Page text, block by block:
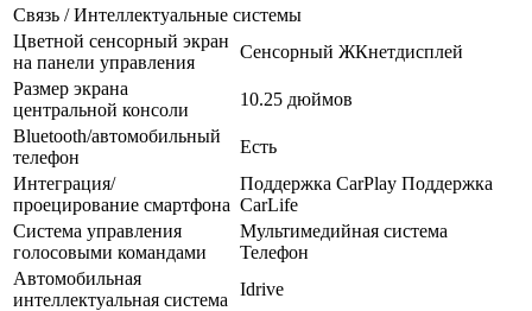
Связь / Интеллектуальные системы
Цветной сенсорный экран
на панели управления
Сенсорный ЖКнетдисплей
Размер экрана
центральной консоли
10.25 дюймов
Bluetooth/автомобильный
телефон
Есть
Интеграция/
проецирование смартфона
Поддержка CarPlay Поддержка
CarLife
Система управления
голосовыми командами
Мультимедийная система
Телефон
Автомобильная
интеллектуальная система
Idrive